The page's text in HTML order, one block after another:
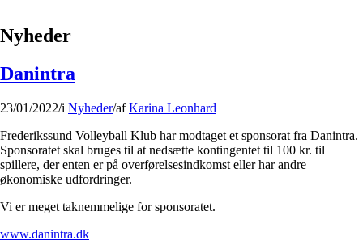
Nyheder
Danintra
23/01/2022/i Nyheder/afKarina Leonhard
Frederikssund Volleyball Klub har modtaget et sponsorat fra Danintra.
Sponsoratet skal bruges til at nedsætte kontingentet til 100 kr. til
spillere, der enten er på overførelsesindkomst eller har andre
økonomiske udfordringer.
Vi er meget taknemmelige for sponsoratet.
www.danintra.dk